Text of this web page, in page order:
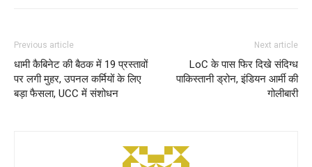
Previous article
धामी कैबिनेट की बैठक में 19 प्रस्तावों
पर लगी मुहर, उपनल कर्मियों के लिए
बड़ा फैसला, UCC में संशोधन
Next article
LoC के पास फिर दिखे संदिग्ध
पाकिस्तानी ड्रोन, इंडियन आर्मी की
गोलीबारी